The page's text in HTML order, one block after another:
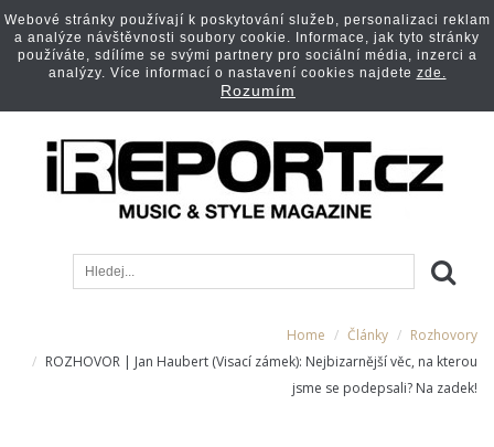
Home Články
Rozhovory
ROZHOVOR | Jan Haubert (Visací zámek): Nejbizarnější věc, na kterou
jsme se podepsali? Na zadek!
Webové stránky používají k poskytování služeb, personalizaci reklam
a analýze návštěvnosti soubory cookie. Informace, jak tyto stránky
používáte, sdílíme se svými partnery pro sociální média, inzerci a
analýzy. Více informací o nastavení cookies najdete zde.
Rozumím